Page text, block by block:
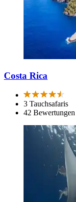
Costa Rica
3 Tauchsafaris
42 Bewertungen